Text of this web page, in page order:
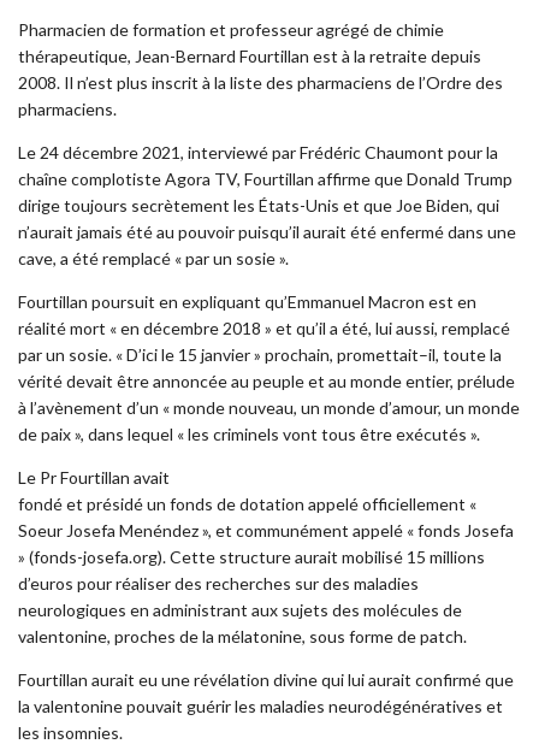
Pharmacien de formation et professeur agrégé de chimie
thérapeutique, Jean-Bernard Fourtillan est à la retraite depuis
2008. Il n’est plus inscrit à la liste des pharmaciens de l’Ordre des
pharmaciens.
Le 24 décembre 2021, interviewé par Frédéric Chaumont pour la
chaîne complotiste Agora TV, Fourtillan affirme que Donald Trump
dirige toujours secrètement les États-Unis et que Joe Biden, qui
n’aurait jamais été au pouvoir puisqu’il aurait été enfermé dans une
cave, a été remplacé « par un sosie ».
Fourtillan poursuit en expliquant qu’Emmanuel Macron est en
réalité mort « en décembre 2018 » et qu’il a été, lui aussi, remplacé
par un sosie. « D’ici le 15 janvier » prochain, promettait–il, toute la
vérité devait être annoncée au peuple et au monde entier, prélude
à l’avènement d’un « monde nouveau, un monde d’amour, un monde
de paix », dans lequel « les criminels vont tous être exécutés ».
Le Pr Fourtillan avait
fondé et présidé un fonds de dotation appelé officiellement «
Soeur Josefa Menéndez », et communément appelé « fonds Josefa
» (fonds-josefa.org). Cette structure aurait mobilisé 15 millions
d’euros pour réaliser des recherches sur des maladies
neurologiques en administrant aux sujets des molécules de
valentonine, proches de la mélatonine, sous forme de patch.
Fourtillan aurait eu une révélation divine qui lui aurait confirmé que
la valentonine pouvait guérir les maladies neurodégénératives et
les insomnies.